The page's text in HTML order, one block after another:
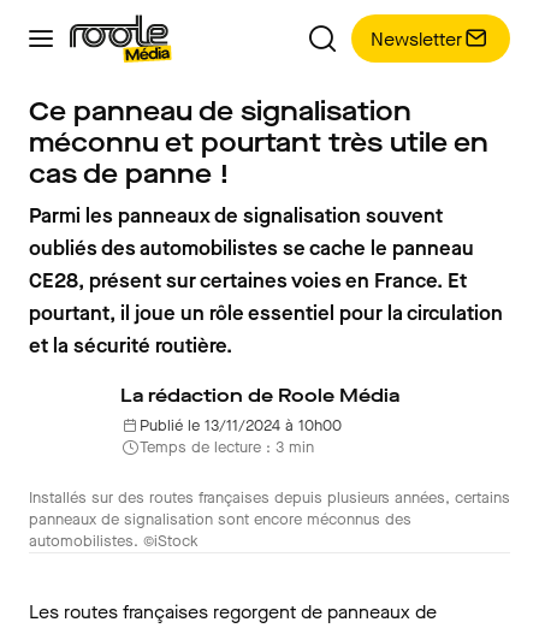
Newsletter
Ce panneau de signalisation
méconnu et pourtant très utile en
cas de panne !
Parmi les panneaux de signalisation souvent
oubliés des automobilistes se cache le panneau
CE28, présent sur certaines voies en France. Et
pourtant, il joue un rôle essentiel pour la circulation
et la sécurité routière.
La rédaction de Roole Média
Publié le 13/11/2024 à 10h00
Temps de lecture : 3 min
Installés sur des routes françaises depuis plusieurs années, certains
panneaux de signalisation sont encore méconnus des
automobilistes. ©iStock
Les routes françaises regorgent de panneaux de